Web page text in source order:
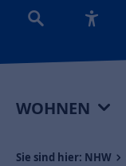
WOHNEN
Sie sind hier: NHW